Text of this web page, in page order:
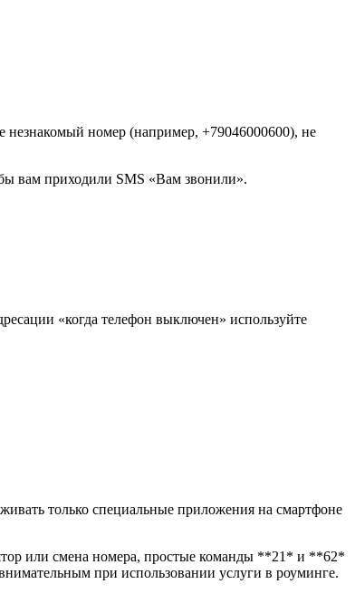
незнакомый номер (например, +79046000600), не
вам приходили SMS «Вам звонили».
«когда телефон выключен» используйте
только специальные приложения на смартфоне
или смена номера, простые команды **21* и **62*
при использовании услуги в роуминге.